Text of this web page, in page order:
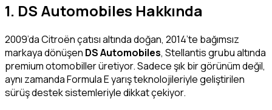
1. DS Automobiles Hakkında
2009’da Citroën çatısı altında doğan, 2014’te bağımsız
markaya dönüşen DS Automobiles, Stellantis grubu altında
premium otomobiller üretiyor. Sadece şık bir görünüm değil,
aynı zamanda Formula E yarış teknolojileriyle geliştirilen
sürüş destek sistemleriyle dikkat çekiyor.